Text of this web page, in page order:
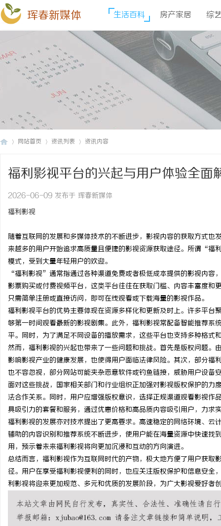
珲春新媒体 生活百科 房产家居 综
网站首页 资讯列表 资讯内容
福利影视平台的兴起与用户体验全面
2026-06-09 发布于 珲春新媒体
福利影视
随着互联网的发展和多媒体技术的不断进步，影视内容的获取方式
来越多的用户开始追求高质量且便捷的影视资源获取途径。所谓“
模式，受到大量年轻用户的欢迎。
“福利影视”通常指通过各种渠道免费或者极低成本提供的影视内容
影票购买或付费视频平台，这类平台往往在获取门槛、内容丰富度
只需简单注册或直接访问，即可在线观看或下载海量的影视作品。
福利影视平台的优势主要体现在资源多样化和更新及时上。许多平
够第一时间观看最新的影视剧集。此外，福利影视常配备智能推荐
平。同时，为了满足不同设备的播放需求，这些平台也支持多种格式
然而，福利影视的兴起也带来了一些问题和挑战。首先是版权问题
影响影视产业的健康发展，也使得用户面临法律风险。其次，部分
也不容忽视，部分网站可能夹杂恶意软件或钓鱼链接，威胁用户设备
面对这些挑战，国家相关部门和行业组织正加强对影视版权保护的
法合作关系。同时，用户应增强版权意识，选择正规渠道观看影视
具吸引力的套餐和服务，通过优惠价格和高品质内容吸引用户，力求
福利影视的发展亦对技术提出了更高要求。高速稳定的网络环境、
辅助的内容识别和推荐系统不断进步，使用户能在海量资源中快速
用，预示着未来福利影视将向更加沉浸和互动的方向演进。
总结而言，福利影视作为互联网时代的产物，极大地方便了用户获
径。用户在享受福利影视便利的同时，也应关注版权保护和信息安
利影视将迎来更加规范、多元和优质的发展阶段，为广大影视爱好者
面解析八哥电影网：丰富资源与优质观影体
的终极指南
探秘在线影院的崛起与